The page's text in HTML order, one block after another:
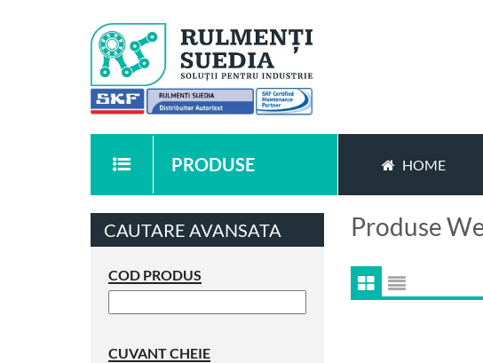
PRODUSE HOME
CAUTARE AVANSATA
COD PRODUS
CUVANT CHEIE
Produse